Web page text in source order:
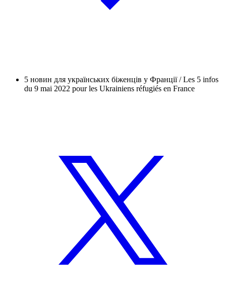
5 новин для українських біженців у Франції / Les 5 infos
du 9 mai 2022 pour les Ukrainiens réfugiés en France